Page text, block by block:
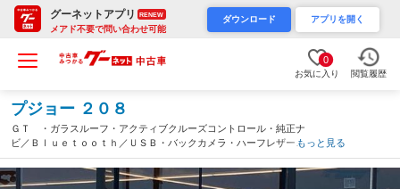
グーネットアプリ RENEW
メアド不要で問い合わせ可能
ダウンロード アプリを開く
0
お気に入り 閲覧履歴
プジョー ２０８
ＧＴ ・ガラスルーフ・アクティブクルーズコントロール・純正ナ
ビ／Ｂｌｕｅｔｏｏｔｈ／ＵＳＢ・バックカメラ・ハーフレザーシ
ート／シートヒーター・フルセグ・ＥＴＣ・純正１７ＡＷ・保証
書・取扱説明書・スペアキー（福岡県）
もっと見る